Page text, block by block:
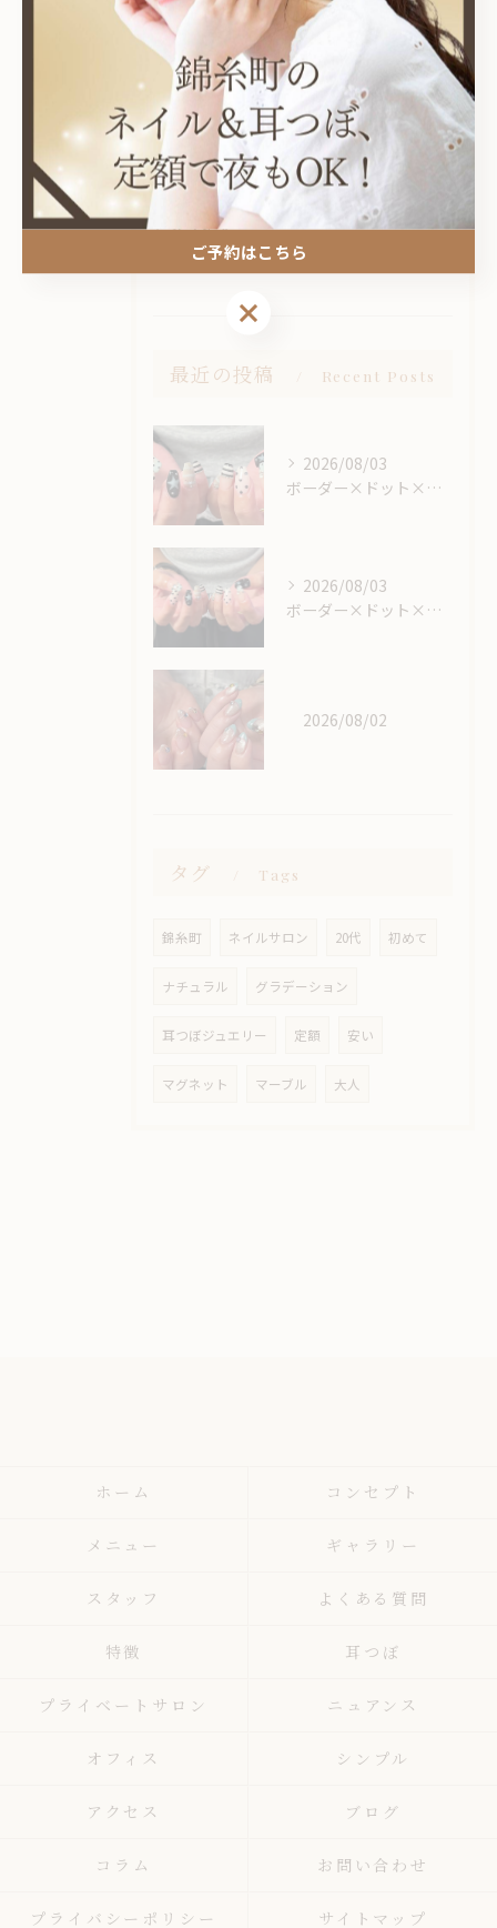
カテゴリー Categories
全てのカテゴリー
耳つぼ
プライベートサロン
ニュアンス
オフィス
シンプル
最近の投稿 Recent Posts
2026/08/03
ボーダー×ドット×星🕺🏼🌟
2026/08/03
ボーダー×ドット×星🕺🏼🌟
2026/08/02
タグ Tags
錦糸町 ネイルサロン 20代 初めて
ナチュラル グラデーション
耳つぼジュエリー 定額 安い
マグネット マーブル 大人
ホーム コンセプト
メニュー ギャラリー
スタッフ よくある質問
特徴 耳つぼ
プライベートサロン ニュアンス
オフィス シンプル
アクセス ブログ
コラム お問い合わせ
プライバシーポリシー サイトマップ
ご予約はこちら
ご予約はこちら